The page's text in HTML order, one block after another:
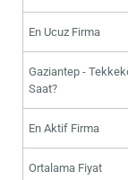
En Ucuz Firma
Gaziantep -
Saat?
En Aktif Firma
Ortalama Fiyat